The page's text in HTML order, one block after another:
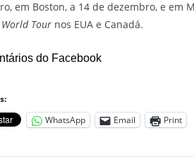
em Boston, a 14 de dezembro, e em
Tour nos EUA e Canadá.
do Facebook
WhatsApp
Email Print